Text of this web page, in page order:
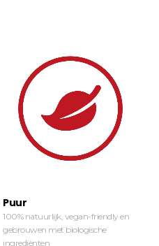
Puur
100% natuurlijk, vegan-friendly en
gebrouwen met biologische
ingrediënten